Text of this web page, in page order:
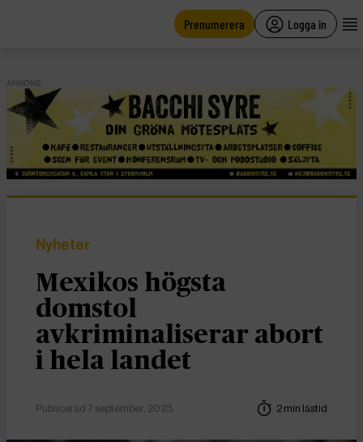
Prenumerera Logga in
ANNONS
Nyheter
Mexikos högsta
domstol
avkriminaliserar abort
i hela landet
Publicerad 7 september, 2023 2 min lästid